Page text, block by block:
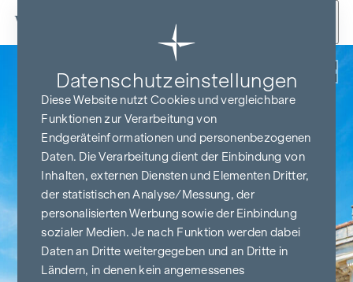
Zum Inhalt springen
Datenschutz­einstellungen
Diese Website nutzt Cookies und vergleichbare
Funktionen zur Verarbeitung von
Endgeräteinformationen und personenbezogenen
Daten. Die Verarbeitung dient der Einbindung von
Inhalten, externen Diensten und Elementen Dritter,
der statistischen Analyse/Messung, der
personalisierten Werbung sowie der Einbindung
sozialer Medien. Je nach Funktion werden dabei
Daten an Dritte weitergegeben und an Dritte in
Ländern, in denen kein angemessenes